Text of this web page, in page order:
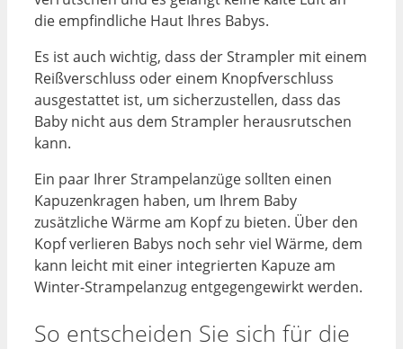
die empfindliche Haut Ihres Babys.
Es ist auch wichtig, dass der Strampler mit einem
Reißverschluss oder einem Knopfverschluss
ausgestattet ist, um sicherzustellen, dass das
Baby nicht aus dem Strampler herausrutschen
kann.
Ein paar Ihrer Strampelanzüge sollten einen
Kapuzenkragen haben, um Ihrem Baby
zusätzliche Wärme am Kopf zu bieten. Über den
Kopf verlieren Babys noch sehr viel Wärme, dem
kann leicht mit einer integrierten Kapuze am
Winter-Strampelanzug entgegengewirkt werden.
So entscheiden Sie sich für die